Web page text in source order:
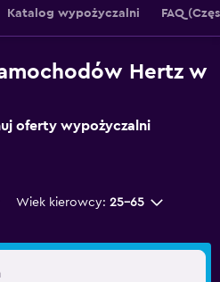
Katalog wypożyczalni FAQ
Hertz w
oferty wypożyczalni
Wiek kierowcy: 25-65